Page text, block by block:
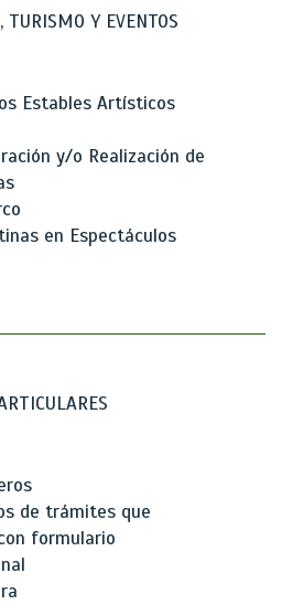
TURISMO Y EVENTOS
Estables Artísticos
y/o Realización de
en Espectáculos
de trámites que
formulario